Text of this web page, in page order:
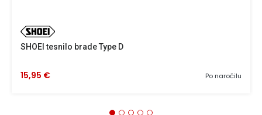
SHOEI tesnilo brade Type D
Po naročilu
15,95 €